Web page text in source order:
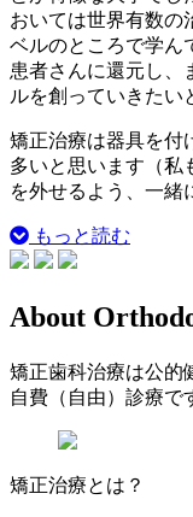
おいては世界有数の
ベルのところで学ん
患者さんに還元し、
ルを創っていきたい
矯正治療は器具を付
多いと思います（私
を外せるよう、一緒
もっと読む
About
矯正歯科治療は公的
自費（自由）診療で
矯正治療とは？